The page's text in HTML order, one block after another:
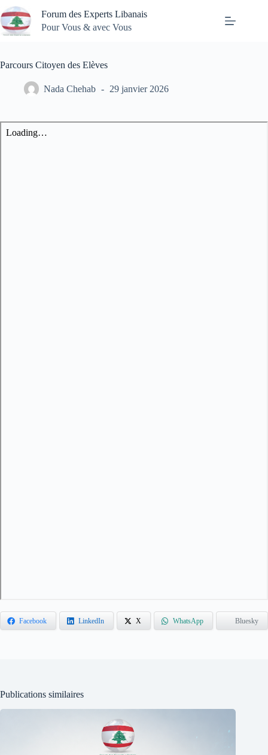
Passer
au
contenu
Forum des Experts Libanais
Pour Vous & avec Vous
Parcours Citoyen des Elèves
Nada Chehab 29 janvier 2026
Facebook LinkedIn X WhatsApp Bluesky
Publications similaires